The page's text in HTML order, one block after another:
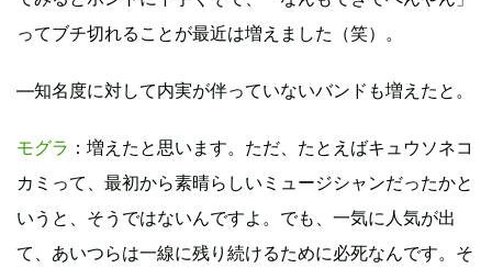
ってブチ切れることが最近は増えました（笑）。
―知名度に対して内実が伴っていないバンドも増えたと。
モグラ ：増えたと思います。ただ、たとえばキュウソネコ
カミって、最初から素晴らしいミュージシャンだったかと
いうと、そうではないんですよ。でも、一気に人気が出
て、あいつらは一線に残り続けるために必死なんです。そ